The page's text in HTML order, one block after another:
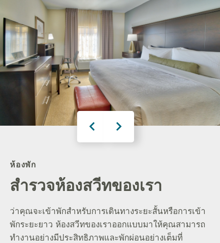
ห้องพัก
สำรวจห้องสวีทของเรา
่ว่าคุณจะเข้าพักสำหรับการเดินทางระยะสั้นหรือการเข้า
พักระยะยาว ห้องสวีทของเราออกแบบมาให้คุณสามารถ
ทำงานอย่างมีประสิทธิภาพและพักผ่อนอย่างเต็มที่